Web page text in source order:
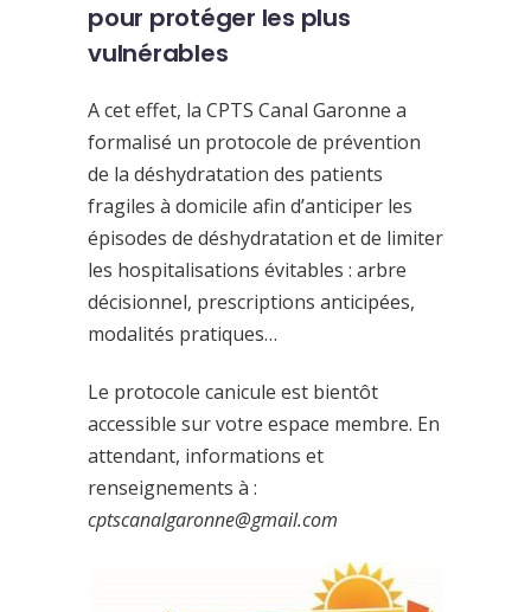
pour protéger les plus
vulnérables
A cet effet, la CPTS Canal Garonne a
formalisé un protocole de prévention
de la déshydratation des patients
fragiles à domicile afin d’anticiper les
épisodes de déshydratation et de limiter
les hospitalisations évitables : arbre
décisionnel, prescriptions anticipées,
modalités pratiques…
Le protocole canicule est bientôt
accessible sur votre espace membre. En
attendant, informations et
renseignements à :
cptscanalgaronne@gmail.com